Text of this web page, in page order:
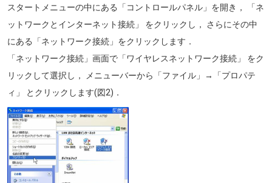
スタートメニューの中にある「コントロールパネル」を開き， 「ネ
ットワークとインターネット接続」 をクリックし， さらにその中
にある「ネットワーク接続」をクリックします．
「ネットワーク接続」画面で「ワイヤレスネットワーク接続」 をク
リックして選択し， メニューバーから「ファイル」→「プロパテ
ィ」 とクリックします(図2)．
画像